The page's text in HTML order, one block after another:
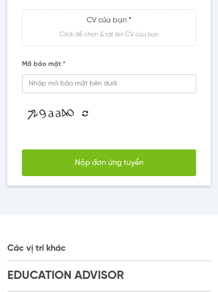
CV của bạn *
Click để chọn & tải lên CV của bạn
Mã bảo mật *
Nộp đơn ứng tuyển
Các vị trí khác
EDUCATION ADVISOR